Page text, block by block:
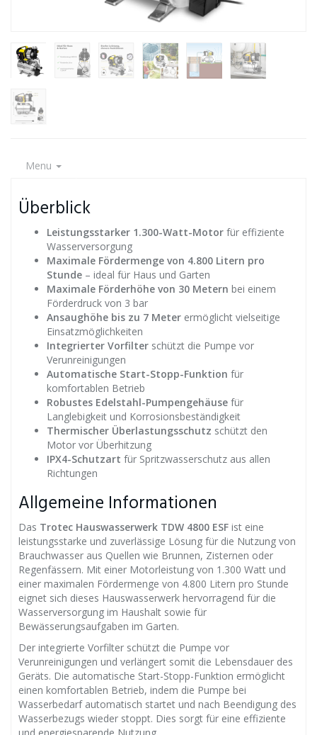
Menu
Überblick
Leistungsstarker 1.300-Watt-Motor für effiziente
Wasserversorgung
Maximale Fördermenge von 4.800 Litern pro
Stunde – ideal für Haus und Garten
Maximale Förderhöhe von 30 Metern bei einem
Förderdruck von 3 bar
Ansaughöhe bis zu 7 Meter ermöglicht vielseitige
Einsatzmöglichkeiten
Integrierter Vorfilter schützt die Pumpe vor
Verunreinigungen
Automatische Start-Stopp-Funktion für
komfortablen Betrieb
Robustes Edelstahl-Pumpengehäuse für
Langlebigkeit und Korrosionsbeständigkeit
Thermischer Überlastungsschutz schützt den
Motor vor Überhitzung
IPX4-Schutzart für Spritzwasserschutz aus allen
Richtungen
Allgemeine Informationen
Das Trotec Hauswasserwerk TDW 4800 ESF ist eine
leistungsstarke und zuverlässige Lösung für die Nutzung von
Brauchwasser aus Quellen wie Brunnen, Zisternen oder
Regenfässern. Mit einer Motorleistung von 1.300 Watt und
einer maximalen Fördermenge von 4.800 Litern pro Stunde
eignet sich dieses Hauswasserwerk hervorragend für die
Wasserversorgung im Haushalt sowie für
Bewässerungsaufgaben im Garten.
Der integrierte Vorfilter schützt die Pumpe vor
Verunreinigungen und verlängert somit die Lebensdauer des
Geräts. Die automatische Start-Stopp-Funktion ermöglicht
einen komfortablen Betrieb, indem die Pumpe bei
Wasserbedarf automatisch startet und nach Beendigung des
Wasserbezugs wieder stoppt. Dies sorgt für eine effiziente